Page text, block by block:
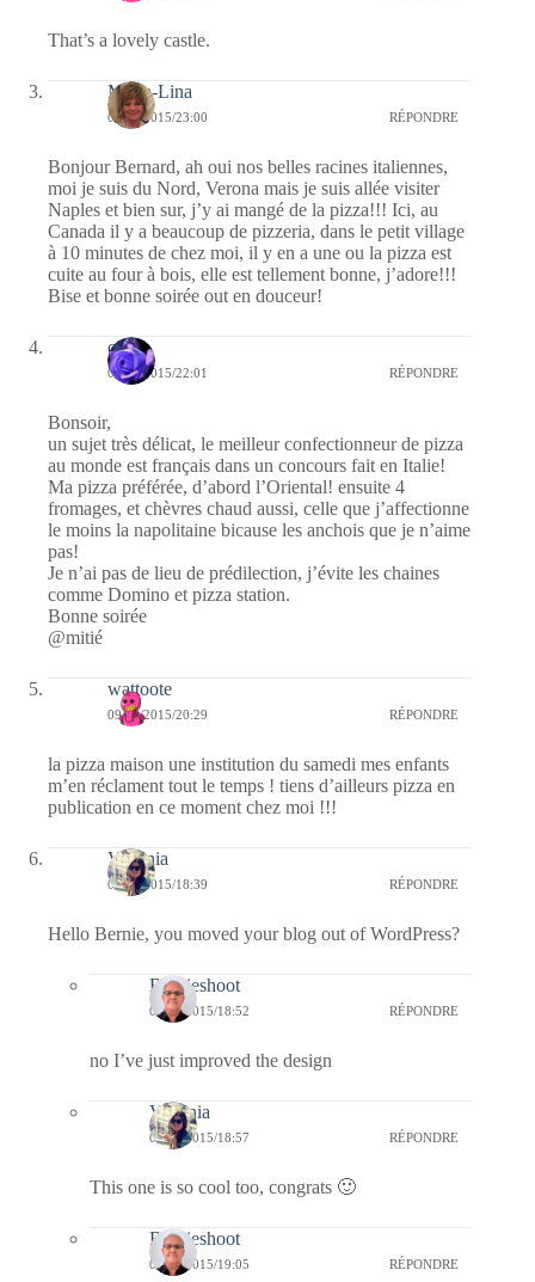
That’s a lovely castle.
Maria-Lina
09/06/2015/23:00 RÉPONDRE
Bonjour Bernard, ah oui nos belles racines italiennes,
moi je suis du Nord, Verona mais je suis allée visiter
Naples et bien sur, j’y ai mangé de la pizza!!! Ici, au
Canada il y a beaucoup de pizzeria, dans le petit village
à 10 minutes de chez moi, il y en a une ou la pizza est
cuite au four à bois, elle est tellement bonne, j’adore!!!
Bise et bonne soirée out en douceur!
covix
09/06/2015/22:01 RÉPONDRE
Bonsoir,
un sujet très délicat, le meilleur confectionneur de pizza
au monde est français dans un concours fait en Italie!
Ma pizza préférée, d’abord l’Oriental! ensuite 4
fromages, et chèvres chaud aussi, celle que j’affectionne
le moins la napolitaine bicause les anchois que je n’aime
pas!
Je n’ai pas de lieu de prédilection, j’évite les chaines
comme Domino et pizza station.
Bonne soirée
@mitié
wattoote
09/06/2015/20:29 RÉPONDRE
la pizza maison une institution du samedi mes enfants
m’en réclament tout le temps ! tiens d’ailleurs pizza en
publication en ce moment chez moi !!!
Virginia
09/06/2015/18:39 RÉPONDRE
Hello Bernie, you moved your blog out of WordPress?
Bernieshoot
09/06/2015/18:52 RÉPONDRE
no I’ve just improved the design
Virginia
09/06/2015/18:57 RÉPONDRE
This one is so cool too, congrats 🙂
Bernieshoot
09/06/2015/19:05 RÉPONDRE